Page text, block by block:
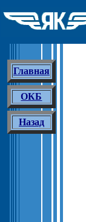
Главная
ОКБ
Назад